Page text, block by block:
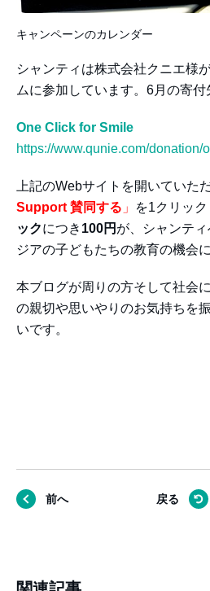
キャンペーンのカレンダー
シャンティは株式会社クニエ様
ムに参加しています。6月の寄付
One Click for Smile
https://www.qunie.com/donation/
上記のWebサイトを開いていただ
Support 賛同する 」 を1クリック
ックにつき 100円 が、シャンテ
ジアの子どもたちの教育の機会
本ブログが周りの方そして社会
の親切や思いやりのお気持ちを
いです。
前へ 戻る